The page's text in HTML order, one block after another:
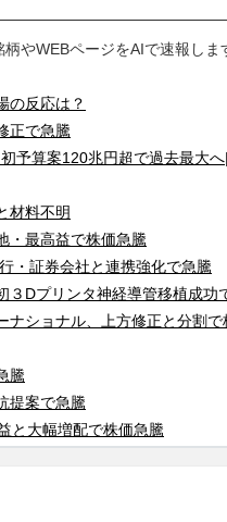
やWEBページをAIで速報しま
の反応は？
正で急騰
初予算案120兆円超で過去最大
材料不明
・最高益で株価急騰
・証券会社と連携強化で急騰
３Dプリンタ神経導管移植成功
ナショナル、上方修正と分割で
騰
提案で急騰
と大幅増配で株価急騰